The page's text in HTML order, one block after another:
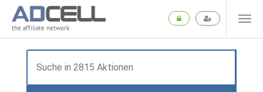
the affiliate network